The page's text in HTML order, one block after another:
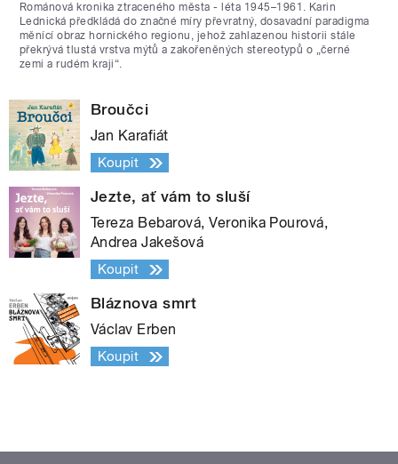
Románová kronika ztraceného města - léta 1945–1961. Karin
Lednická předkládá do značné míry převratný, dosavadní paradigma
měnící obraz hornického regionu, jehož zahlazenou historii stále
překrývá tlustá vrstva mýtů a zakořeněných stereotypů o „černé
zemi a rudém kraji“.
Broučci
Jan Karafiát
Koupit
Jezte, ať vám to sluší
Tereza Bebarová, Veronika Pourová,
Andrea Jakešová
Koupit
Bláznova smrt
Václav Erben
Koupit